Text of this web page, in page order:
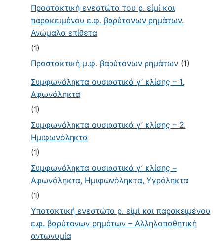
Προστακτική ενεστώτα του ρ. εἰμί και
παρακειμένου ε.φ. βαρύτονων ρημάτων.
Ανώμαλα επίθετα
(1)
Προστακτική μ.φ. βαρύτονων ρημάτων(1)
Συμφωνόληκτα ουσιαστικά γ’ κλίσης – 1.
Αφωνόληκτα
(1)
Συμφωνόληκτα ουσιαστικά γ’ κλίσης – 2.
Ημιφωνόληκτα
(1)
Συμφωνόληκτα ουσιαστικά γ’ κλίσης –
Αφωνόληκτα, Ημιφωνόληκτα, Υγρόληκτα
(1)
Υποτακτική ενεστώτα ρ. εἰμί και παρακειμένου
ε.φ. βαρύτονων ρημάτων – Αλληλοπαθητική
αντωνυμία